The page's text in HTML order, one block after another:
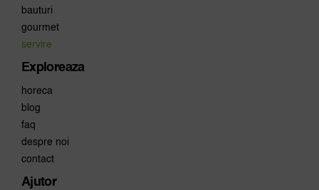
bauturi
gourmet
servire
Exploreaza
horeca
blog
faq
despre noi
contact
Ajutor